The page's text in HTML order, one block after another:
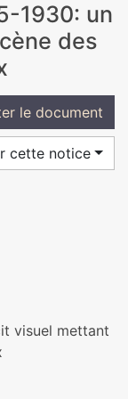
1930: un
des
le document
cette notice
visuel mettant